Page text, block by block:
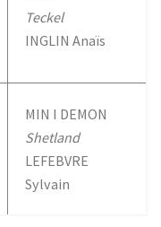
Teckel
INGLIN Anaïs
MIN I DEMON
Shetland
LEFEBVRE
Sylvain